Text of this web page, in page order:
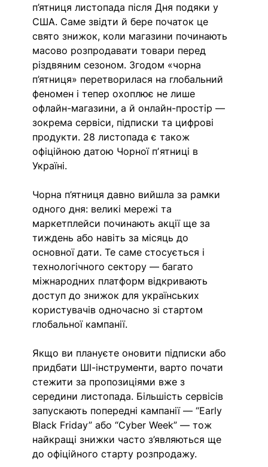
п’ятниця листопада після Дня подяки у
США. Саме звідти й бере початок це
свято знижок, коли магазини починають
масово розпродавати товари перед
різдвяним сезоном. Згодом «чорна
п’ятниця» перетворилася на глобальний
феномен і тепер охоплює не лише
офлайн-магазини, а й онлайн-простір —
зокрема сервіси, підписки та цифрові
продукти. 28 листопада є також
офіційною датою Чорної пʼятниці в
Україні.
Чорна п’ятниця давно вийшла за рамки
одного дня: великі мережі та
маркетплейси починають акції ще за
тиждень або навіть за місяць до
основної дати. Те саме стосується і
технологічного сектору — багато
міжнародних платформ відкривають
доступ до знижок для українських
користувачів одночасно зі стартом
глобальної кампанії.
Якщо ви плануєте оновити підписки або
придбати ШІ-інструменти, варто почати
стежити за пропозиціями вже з
середини листопада. Більшість сервісів
запускають попередні кампанії — “Early
Black Friday” або “Cyber Week” — тож
найкращі знижки часто з’являються ще
до офіційного старту розпродажу.